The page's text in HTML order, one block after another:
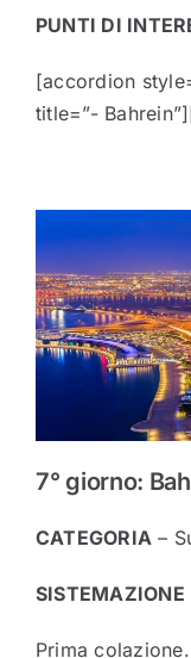
PUNTI DI
[accordion
title=”-
7° giorno:
CATEGORIA –
SISTEMAZIONE
Prima